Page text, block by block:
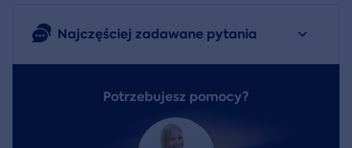
Najczęściej zadawane pytania
Potrzebujesz pomocy?